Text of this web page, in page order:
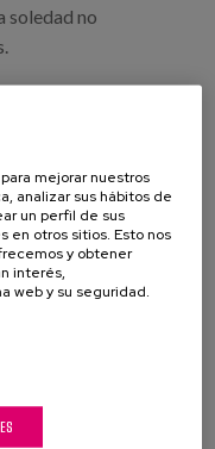
soledad no
se persigue:
entre las
el abordaje
alcanzados en
de la calidad
mejorar nuestros
analizar sus hábitos de
un perfil de sus
en otros sitios. Esto nos
y obtener
interés,
web y su seguridad.